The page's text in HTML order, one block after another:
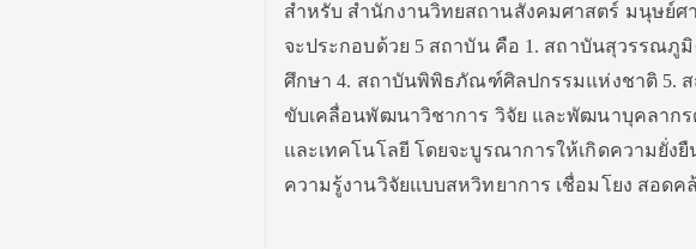
สำหรับ สำนักงานวิทยสถานสังคมศาสตร์ มนุษย์ศ
จะประกอบด้วย 5 สถาบัน คือ 1. สถาบันสุวรรณภู
ศึกษา 4. สถาบันพิพิธภัณฑ์ศิลปกรรมแห่งชาติ 5.
ขับเคลื่อนพัฒนาวิชาการ วิจัย และพัฒนาบุคลาก
และเทคโนโลยี โดยจะบูรณาการให้เกิดความยั่ง
ความรู้งานวิจัยแบบสหวิทยาการ เชื่อมโยง สอด